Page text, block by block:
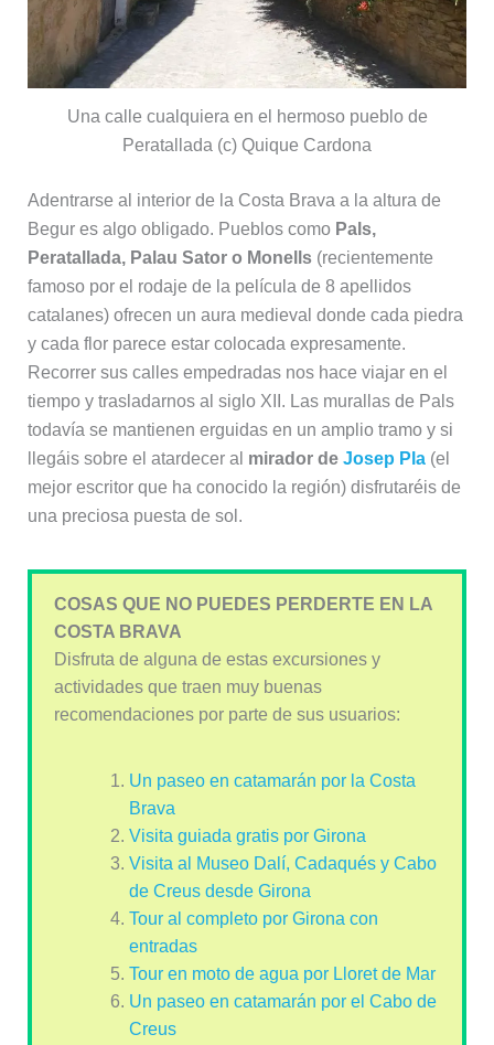
Una calle cualquiera en el hermoso pueblo de
Peratallada (c) Quique Cardona
Adentrarse al interior de la Costa Brava a la altura de
Begur es algo obligado. Pueblos como Pals,
Peratallada, Palau Sator o Monells(recientemente
famoso por el rodaje de la película de 8 apellidos
catalanes) ofrecen un aura medieval donde cada piedra
y cada flor parece estar colocada expresamente.
Recorrer sus calles empedradas nos hace viajar en el
tiempo y trasladarnos al siglo XII. Las murallas de Pals
todavía se mantienen erguidas en un amplio tramo y si
llegáis sobre el atardecer al mirador de Josep Pla(el
mejor escritor que ha conocido la región) disfrutaréis de
una preciosa puesta de sol.
COSAS QUE NO PUEDES PERDERTE EN LA
COSTA BRAVA
Disfruta de alguna de estas excursiones y
actividades que traen muy buenas
recomendaciones por parte de sus usuarios:
Un paseo en catamarán por la Costa
Brava
Visita guiada gratis por Girona
Visita al Museo Dalí, Cadaqués y Cabo
de Creus desde Girona
Tour al completo por Girona con
entradas
Tour en moto de agua por Lloret de Mar
Un paseo en catamarán por el Cabo de
Creus